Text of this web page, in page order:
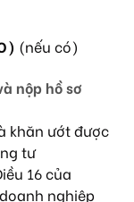
(nếu có)
nộp hồ sơ
khăn ướt được
tư
16 của
nghiệp